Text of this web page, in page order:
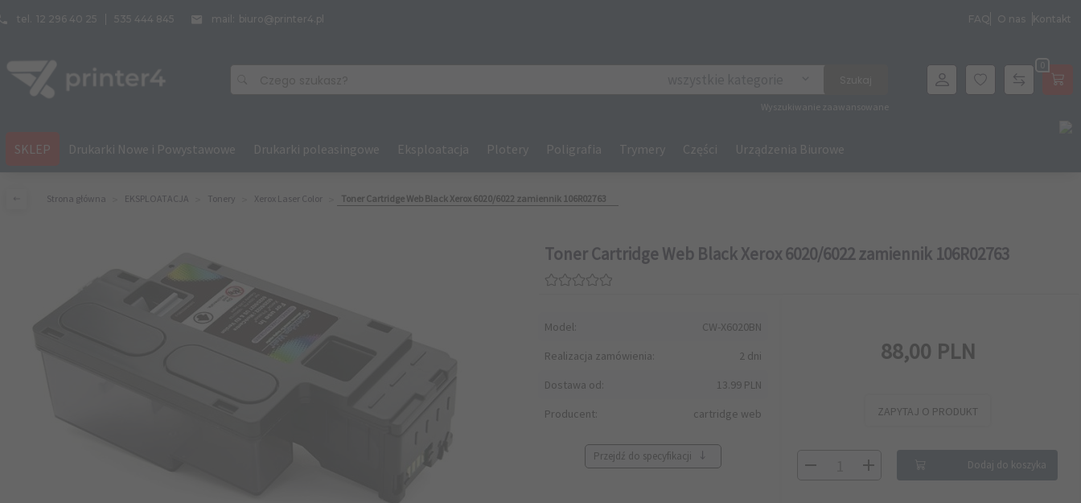
tel. 12 296 40 25 535 444 845 mail: biuro@printer4.pl FAQ O nas Kontakt
Wyszukiwanie zaawansowane
0
SKLEP Drukarki Nowe i Powystawowe Drukarki poleasingowe Eksploatacja Plotery Poligrafia Trymery Części Urządzenia Biurowe
Strona główna EKSPLOATACJA Tonery Xerox Laser Color Toner Cartridge Web Black Xerox 6020/6022 zamiennik 106R02763
Toner Cartridge Web Black Xerox 6020/6022 zamiennik 106R02763
Model:
CW-X6020BN
Realizacja zamówienia:
2 dni
Dostawa od:
13.99 PLN
Producent:
cartridge web
Przejdź do specyfikacji
88,00 PLN
ZAPYTAJ O PRODUKT
Dodaj do koszyka